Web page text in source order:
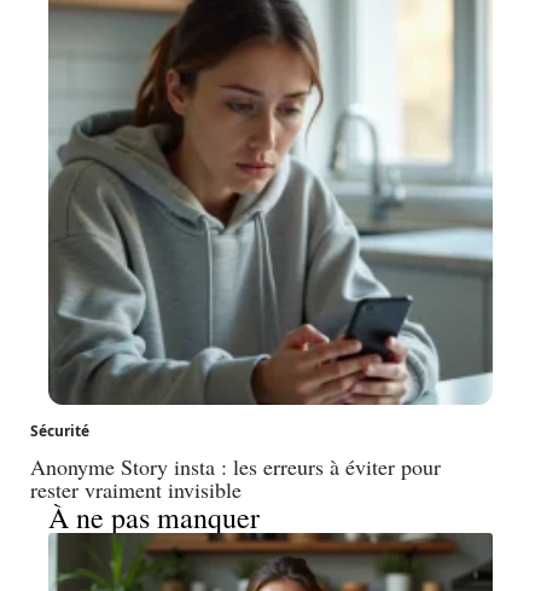
Sécurité
Anonyme Story insta : les erreurs à éviter pour
rester vraiment invisible
À ne pas manquer